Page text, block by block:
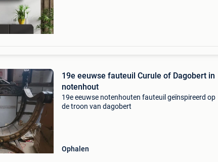
19e eeuwse fauteuil Curule of Dagobert in
notenhout
19e eeuwse notenhouten fauteuil geïnspireerd op
de troon van dagobert
Ophalen